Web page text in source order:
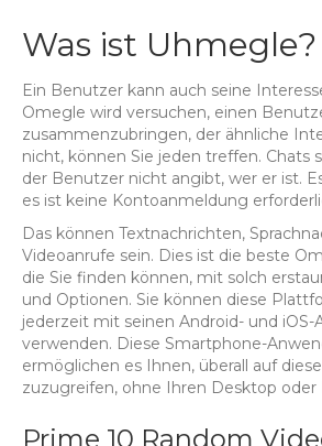
Was ist Uhmegle?
Ein Benutzer kann auch seine
Omegle wird versuchen, einen
zusammenzubringen, der ähnliche
nicht, können Sie jeden treffen. Chats
der Benutzer nicht angibt, wer er ist.
es ist keine Kontoanmeldung
Das können Textnachrichten,
Videoanrufe sein. Dies ist die beste
die Sie finden können, mit solch
und Optionen. Sie können diese
jederzeit mit seinen Android- und
verwenden. Diese Smartphone-
ermöglichen es Ihnen, überall auf
zuzugreifen, ohne Ihren Desktop oder
Prime 10 Random